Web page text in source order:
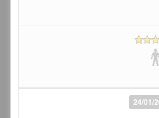
24/01/